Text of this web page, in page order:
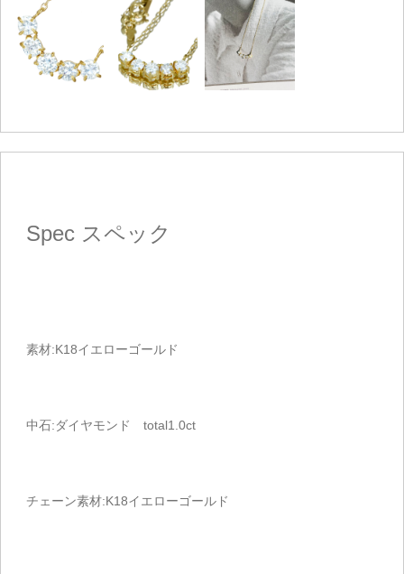
Spec スペック
素材:K18イエローゴールド
中石:ダイヤモンド total1.0ct
チェーン素材:K18イエローゴールド
ご注文手続き
カートを見る